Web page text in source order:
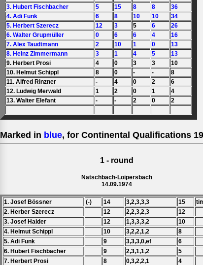
3. Hubert Fischbacher
5 15 8 8
36
4. Adi Funk
6 8 10 10
34
5. Herbert Szerecz
12 3 5 6
26
6. Walter Grupmüller
0 6 6 4
16
7. Alex Taudtmann
2 10 1 0
13
8. Heinz Zimmermann
3 1 4 5
13
9. Herbert Prosi
4 0 3 3
10
10. Helmut Schippl
8 0 - -
8
11. Alfred Rinzner
- 4 0 2
6
12. Ludwig Merwald
1 2 0 1
4
13. Walter Elefant
- - 2 0 2
Marked in blue, for Continental Qualifications
1 - round
Natschbach-Loipersbach
14.09.1974
1. Josef Bössner (-) 14 3,2,3,3,3 15
2. Herber Szerecz
12 2,2,3,2,3
12
3. Josef Haider
12 1,3,3,3,2
10
4. Helmut Schippl
10 3,2,2,1,2
8
5. Adi Funk
9 3,3,3,0,ef
6
6. Hubert Fischbacher
9 2,3,1,1,2
5
7. Herbert Prosi
8 0,3,2,2,1
4